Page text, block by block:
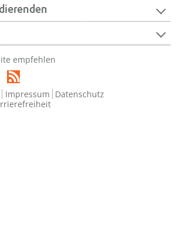
empfehlen
Impressum Datenschutz